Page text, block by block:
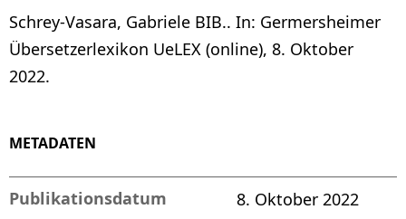
Schrey-Vasara, Gabriele BIB.. In: Germersheimer
Übersetzerlexikon UeLEX (online), 8. Oktober
2022.
METADATEN
Publikationsdatum 8. Oktober 2022